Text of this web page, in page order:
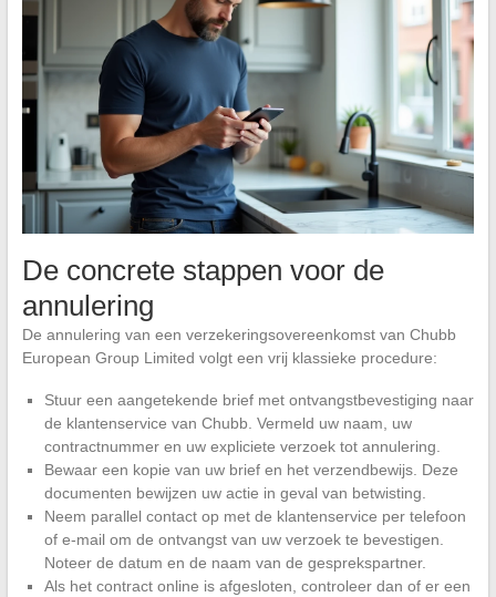
De concrete stappen voor de
annulering
De annulering van een verzekeringsovereenkomst van Chubb
European Group Limited volgt een vrij klassieke procedure:
Stuur een aangetekende brief met ontvangstbevestiging naar
de klantenservice van Chubb. Vermeld uw naam, uw
contractnummer en uw expliciete verzoek tot annulering.
Bewaar een kopie van uw brief en het verzendbewijs. Deze
documenten bewijzen uw actie in geval van betwisting.
Neem parallel contact op met de klantenservice per telefoon
of e-mail om de ontvangst van uw verzoek te bevestigen.
Noteer de datum en de naam van de gesprekspartner.
Als het contract online is afgesloten, controleer dan of er een